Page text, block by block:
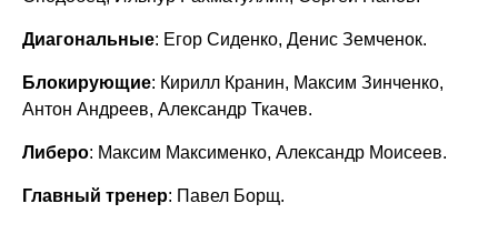
Диагональные: Егор Сиденко, Денис Земченок.
Блокирующие: Кирилл Кранин, Максим Зинченко,
Антон Андреев, Александр Ткачев.
Либеро: Максим Максименко, Александр Моисеев.
Главный тренер: Павел Борщ.